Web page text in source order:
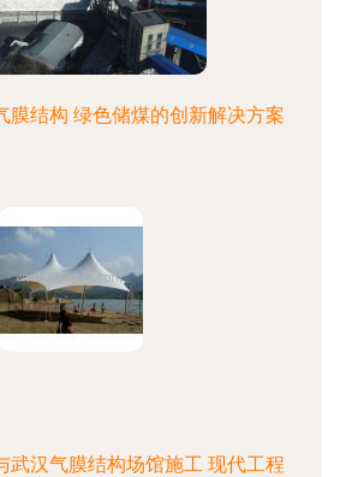
膜结构 绿色储煤的创新解决方案
武汉气膜结构场馆施工 现代工程